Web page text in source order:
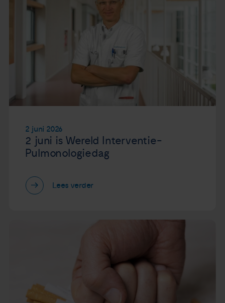
2 juni 2026
2 juni is Wereld Interventie-
Pulmonologiedag
Lees verder